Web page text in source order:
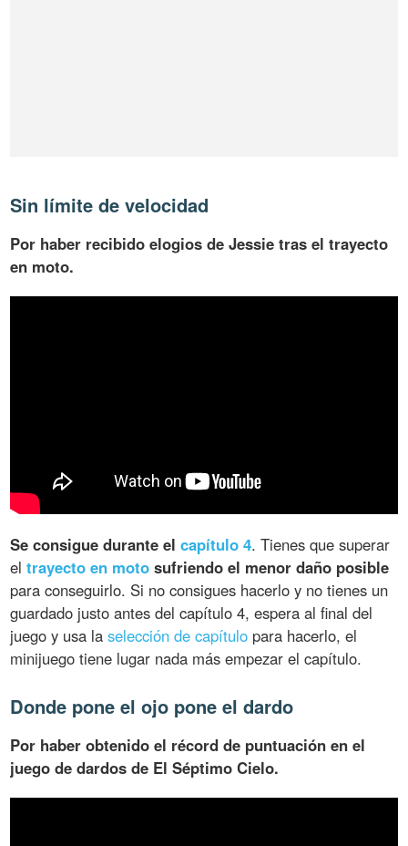
Sin límite de velocidad
Por haber recibido elogios de Jessie tras el trayecto
en moto.
Se consigue durante elcapítulo 4. Tienes que superar
eltrayecto en moto sufriendo el menor daño posible
para conseguirlo. Si no consigues hacerlo y no tienes un
guardado justo antes del capítulo 4, espera al final del
juego y usa laselección de capítulo para hacerlo, el
minijuego tiene lugar nada más empezar el capítulo.
Donde pone el ojo pone el dardo
Por haber obtenido el récord de puntuación en el
juego de dardos de El Séptimo Cielo.